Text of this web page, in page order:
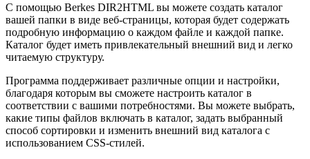
С помощью Berkes DIR2HTML вы можете создать каталог
вашей папки в виде веб-страницы, которая будет содержать
подробную информацию о каждом файле и каждой папке.
Каталог будет иметь привлекательный внешний вид и легко
читаемую структуру.
Программа поддерживает различные опции и настройки,
благодаря которым вы сможете настроить каталог в
соответствии с вашими потребностями. Вы можете выбрать,
какие типы файлов включать в каталог, задать выбранный
способ сортировки и изменить внешний вид каталога с
использованием CSS-стилей.